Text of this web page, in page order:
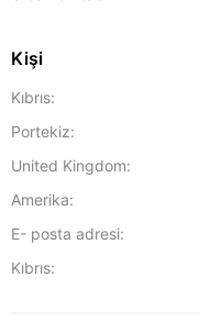
Kişi
Kıbrıs:
Portekiz:
United Kingdom:
Amerika:
E- posta adresi:
Kıbrıs: